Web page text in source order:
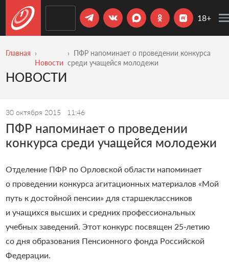
18+
Главная
Новости
ПФР напоминает о проведении конкурса
среди учащейся молодежи
НОВОСТИ
30 октября 2015 11:46
ПФР напоминает о проведении
конкурса среди учащейся молодежи
Отделение ПФР по Орловской области напоминает
о проведении конкурса агитационных материалов «Мой
путь к достойной пенсии» для старшеклассников
и учащихся высших и средних профессиональных
учебных заведений. Этот конкурс посвящен 25-летию
со дня образования Пенсионного фонда Российской
Федерации.